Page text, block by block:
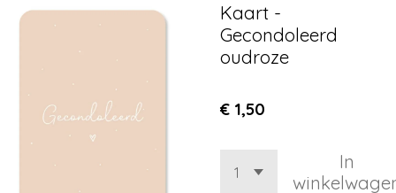
Kaart -
Gecondoleerd
oudroze
€ 1,50
In